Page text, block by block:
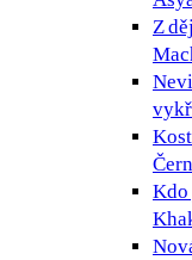
Z
Kdo